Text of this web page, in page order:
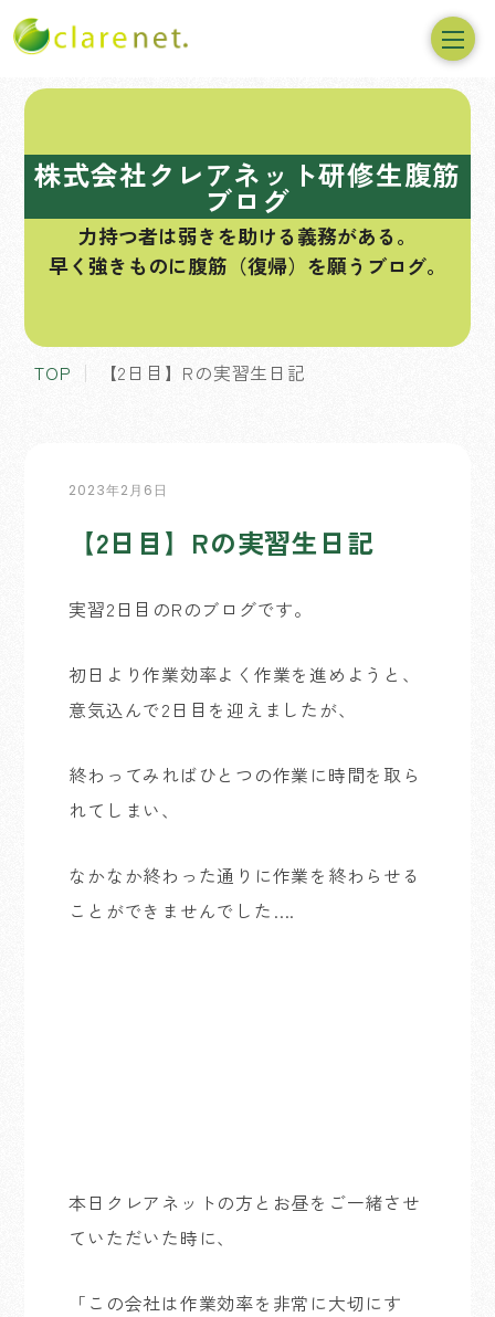
株式会社クレアネット研修生腹筋
ブログ
力持つ者は弱きを助ける義務がある。
早く強きものに腹筋（復帰）を願うブログ。
TOP 【2日目】Rの実習生日記
2023年2月6日
【2日目】Rの実習生日記
実習2日目のRのブログです。
初日より作業効率よく作業を進めようと、
意気込んで2日目を迎えましたが、
終わってみればひとつの作業に時間を取ら
れてしまい、
なかなか終わった通りに作業を終わらせる
ことができませんでした….
本日クレアネットの方とお昼をご一緒させ
ていただいた時に、
「この会社は作業効率を非常に大切にす